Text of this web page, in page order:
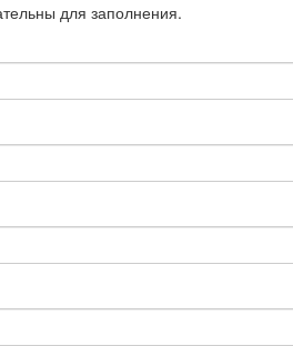
для заполнения.